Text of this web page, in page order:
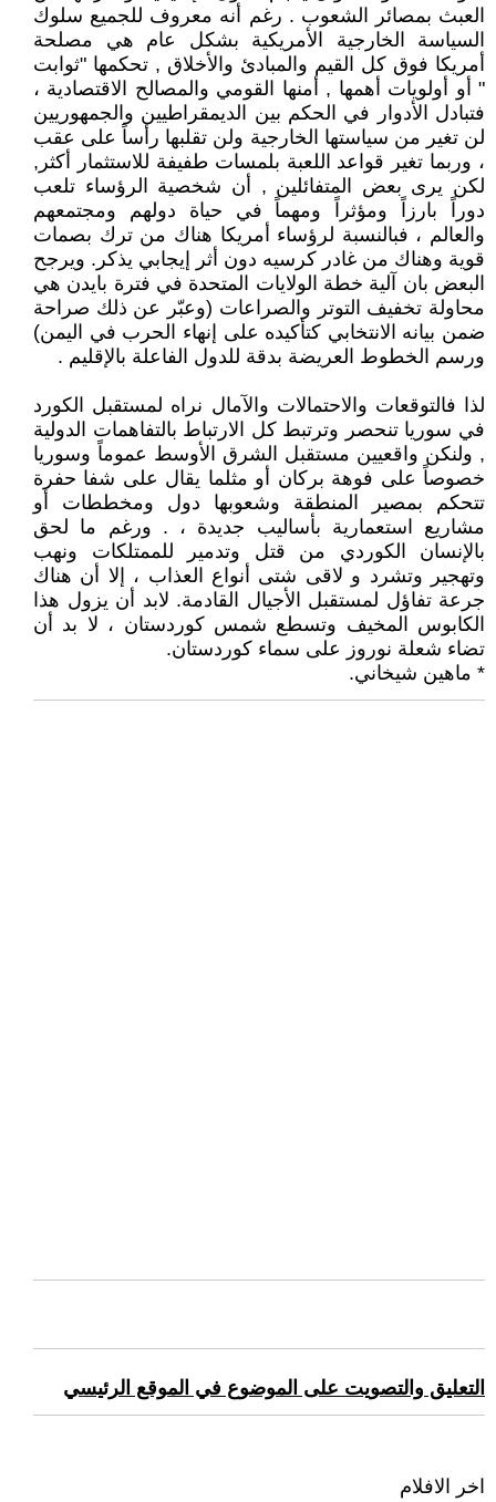
العبث بمصائر الشعوب . رغم أنه معروف للجميع سلوك
السياسة الخارجية الأمريكية بشكل عام هي مصلحة
أمريكا فوق كل القيم والمبادئ والأخلاق , تحكمها "ثوابت
" أو أولويات أهمها , أمنها القومي والمصالح الاقتصادية ،
فتبادل الأدوار في الحكم بين الديمقراطيين والجمهوريين
لن تغير من سياستها الخارجية ولن تقلبها رأساً على عقب
، وربما تغير قواعد اللعبة بلمسات طفيفة للاستثمار أكثر,
لكن يرى بعض المتفائلين , أن شخصية الرؤساء تلعب
دوراً بارزاً ومؤثراً ومهماً في حياة دولهم ومجتمعهم
والعالم ، فبالنسبة لرؤساء أمريكا هناك من ترك بصمات
قوية وهناك من غادر كرسيه دون أثر إيجابي يذكر. ويرجح
البعض بان آلية خطة الولايات المتحدة في فترة بايدن هي
محاولة تخفيف التوتر والصراعات (وعبّر عن ذلك صراحة
ضمن بيانه الانتخابي كتأكيده على إنهاء الحرب في اليمن)
ورسم الخطوط العريضة بدقة للدول الفاعلة بالإقليم .
لذا فالتوقعات والاحتمالات والآمال نراه لمستقبل الكورد
في سوريا تنحصر وترتبط كل الارتباط بالتفاهمات الدولية
, ولنكن واقعيين مستقبل الشرق الأوسط عموماً وسوريا
خصوصاً على فوهة بركان أو مثلما يقال على شفا حفرة
تتحكم بمصير المنطقة وشعوبها دول ومخططات أو
مشاريع استعمارية بأساليب جديدة ، . ورغم ما لحق
بالإنسان الكوردي من قتل وتدمير للممتلكات ونهب
وتهجير وتشرد و لاقى شتى أنواع العذاب ، إلا أن هناك
جرعة تفاؤل لمستقبل الأجيال القادمة. لابد أن يزول هذا
الكابوس المخيف وتسطع شمس كوردستان ، لا بد أن
تضاء شعلة نوروز على سماء كوردستان.
* ماهين شيخاني.
التعليق والتصويت على الموضوع في الموقع الرئيسي
اخر الافلام